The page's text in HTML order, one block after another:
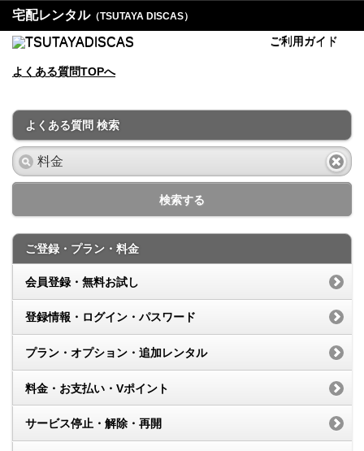
宅配レンタル（TSUTAYA DISCAS）
ご利用ガイド
よくある質問TOPへ
よくある質問 検索
検索する
ご登録・プラン・料金
会員登録・無料お試し
登録情報・ログイン・パスワード
プラン・オプション・追加レンタル
料金・お支払い・Vポイント
サービス停止・解除・再開